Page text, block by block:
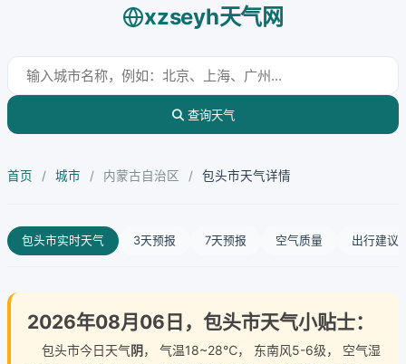
xzseyh天气网
查询天气
首页 / 城市 / 内蒙古自治区 / 包头市天气详情
包头市实时天气 3天预报 7天预报 空气质量 出行建议
2026年08月06日，包头市天气小贴士：
包头市今日天气阴， 气温18~28℃， 东南风5-6级， 空气湿